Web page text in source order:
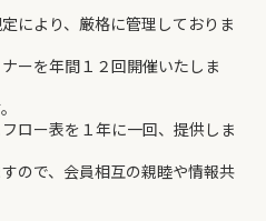
より、厳格に管理しておりま
ーを年間１２回開催いたしま
ロー表を１年に一回、提供しま
ので、会員相互の親睦や情報共